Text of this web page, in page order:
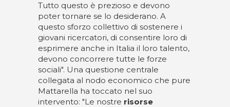
Tutto questo è prezioso e devono
poter tornare se lo desiderano. A
questo sforzo collettivo di sostenere i
giovani ricercatori, di consentire loro di
esprimere anche in Italia il loro talento,
devono concorrere tutte le forze
sociali". Una questione centrale
collegata al nodo economico che pure
Mattarella ha toccato nel suo
intervento: "Le nostre risorse